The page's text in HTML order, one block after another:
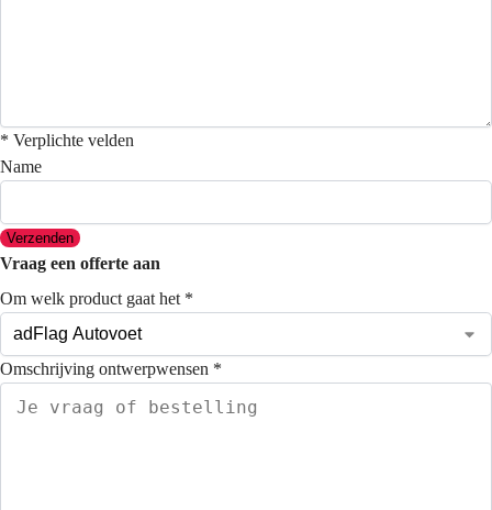
* Verplichte velden
Name
Verzenden
Vraag een offerte aan
Om welk product gaat het *
Omschrijving ontwerpwensen *